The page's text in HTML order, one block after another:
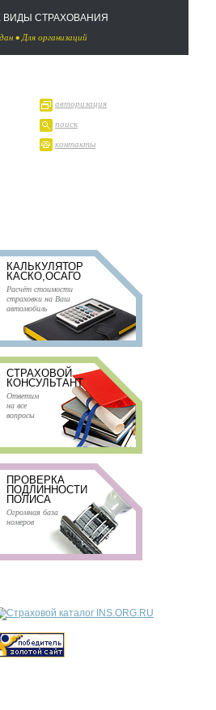
ВИДЫ СТРАХОВАНИЯ
•Для организаций
авторизация
поиск
контакты
КАЛЬКУЛЯТОР
КАСКО,ОСАГО
Расчёт стоимости
страховки на Ваш
автомобиль
СТРАХОВОЙ
КОНСУЛЬТАНТ
Ответим
на все
вопросы
ПРОВЕРКА
ПОДЛИННОСТИ
ПОЛИСА
Огромная база
номеров